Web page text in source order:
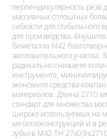
перпендикулярность реза
массивных сплошных
гибкости для
для производства.
биметалла M42
заготовительного участка.
радикально снижаете
инструмента,
экономите средства
материалов. Длина 2710
стандарт для множества
широко используемых на
металлоконструкций и в
зубьев M42 TH 27x0,9x2710